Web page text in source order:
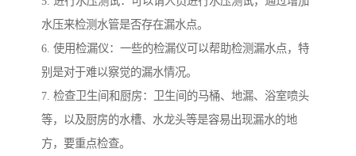
水压来检测水管是否存在漏水点。
6. 使用检漏仪：一些的检漏仪可以帮助检测漏水点，特
别是对于难以察觉的漏水情况。
7. 检查卫生间和厨房：卫生间的马桶、地漏、浴室喷头
等，以及厨房的水槽、水龙头等是容易出现漏水的地
方，要重点检查。